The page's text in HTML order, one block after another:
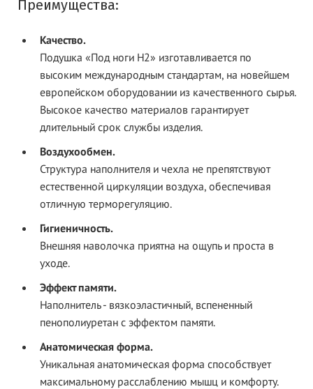
Преимущества:
Качество.
Подушка «Под ноги Н2» изготавливается по
высоким международным стандартам, на новейшем
европейском оборудовании из качественного сырья.
Высокое качество материалов гарантирует
длительный срок службы изделия.
Воздухообмен.
Структура наполнителя и чехла не препятствуют
естественной циркуляции воздуха, обеспечивая
отличную терморегуляцию.
Гигиеничность.
Внешняя наволочка приятна на ощупь и проста в
уходе.
Эффект памяти.
Наполнитель - вязкоэластичный, вспененный
пенополиуретан с эффектом памяти.
Анатомическая форма.
Уникальная анатомическая форма способствует
максимальному расслаблению мышц и комфорту.